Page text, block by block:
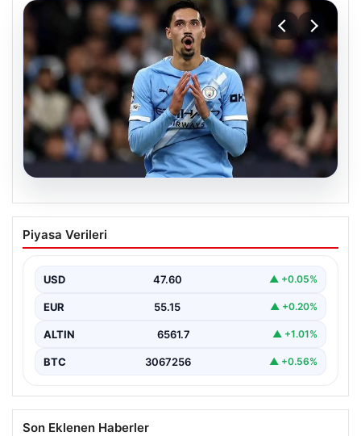
Galatasaray’da orta sahaya dev isim!
Manchester City’nin yıldızı Tijjani
Piyasa Verileri
USD 47.60 ▲ +0.05%
EUR 55.15 ▲ +0.20%
ALTIN 6561.7 ▲ +1.01%
BTC 3067256 ▲ +0.56%
Son Eklenen Haberler